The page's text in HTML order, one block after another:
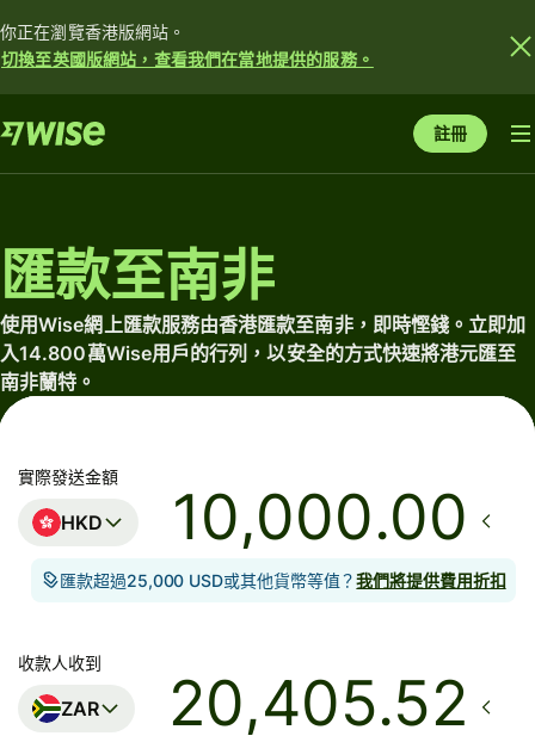
你正在瀏覽香港版網站。
切換至英國版網站，查看我們在當地提供的服務。
註冊
匯款至南非
使用Wise網上匯款服務由香港匯款至南非，即時慳錢。立即加
入14.800萬Wise用戶的行列，以安全的方式快速將港元匯至
南非蘭特。
實際發送金額
HKD .00
匯款超過25,000 USD或其他貨幣等值？我們將提供費用折扣
收款人收到
ZAR